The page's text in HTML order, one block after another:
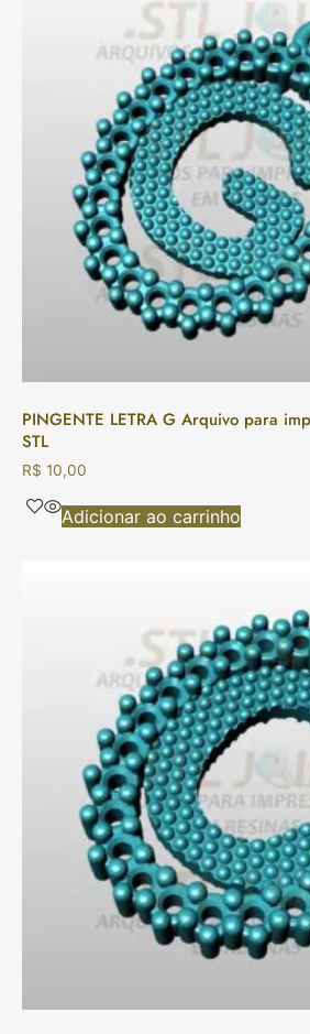
PINGENTE LETRA G Arquivo para
STL
R$ 10,00
Adicionar ao carrinho